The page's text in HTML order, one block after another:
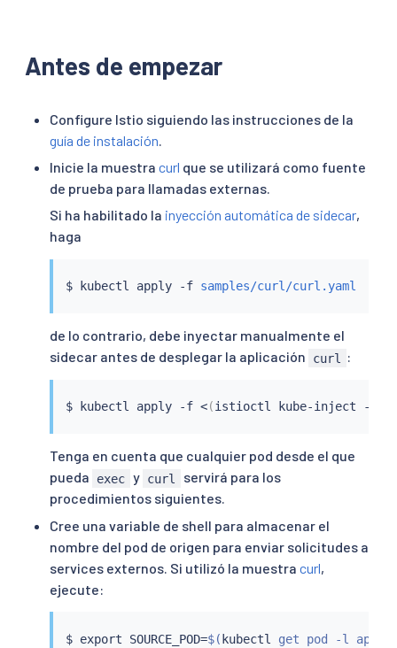
Antes de empezar
Configure Istio siguiendo las instrucciones de la
guía de instalación
Inicie la muestra curl que se utilizará como fuente
de prueba para llamadas externas.
Si ha habilitado la inyección automática de sidecar,
haga
$ kubectl apply -f samples/curl/curl.yaml
de lo contrario, debe inyectar manualmente el
sidecar antes de desplegar la aplicación
curl :
$ kubectl apply -f <(istioctl kube-inject -f
Tenga en cuenta que cualquier pod desde el que
pueda
exec y curl
servirá para los
procedimientos siguientes.
Cree una variable de shell para almacenar el
nombre del pod de origen para enviar solicitudes a
services externos. Si utilizó la muestra curl,
ejecute:
$ export SOURCE_POD=$( kubectl get pod -l app